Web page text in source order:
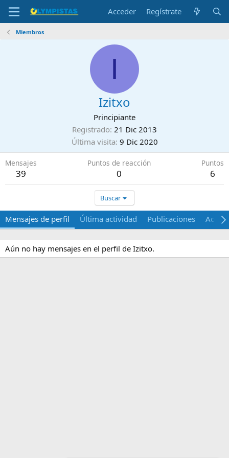
Acceder Regístrate
Miembros
I
Izitxo
Principiante
Registrado 21 Dic 2013
Última visita 9 Dic 2020
Mensajes
39
Puntos de reacción
0
Puntos
6
Buscar
Mensajes de perfil Última actividad Publicaciones Acerca
Aún no hay mensajes en el perfil de Izitxo.